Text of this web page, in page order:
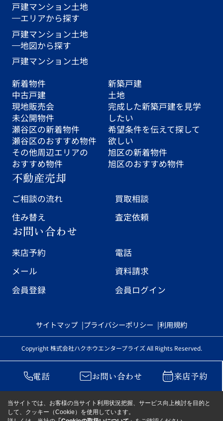
戸建マンション土地
エリアから探す
戸建マンション土地
地図から探す
戸建マンション土地
新着物件
中古戸建
現地販売会
未公開物件
瀬谷区の新着物件
瀬谷区のおすすめ物件
その他周辺エリアの
おすすめ物件
新築戸建
土地
完成した新築戸建を見学
したい
希望条件を伝えて探して
欲しい
旭区の新着物件
旭区のおすすめ物件
不動産売却
ご相談の流れ
買取相談
住み替え
査定依頼
お問い合わせ
来店予約
電話
メール
資料請求
会員登録
会員ログイン
サイトマップ プライバシーポリシー 利用規約
Copyright 株式会社ハクホウエンタープライズ All Rights Reserved.
電話 お問い合わせ 来店予約
当サイトでは、お客様の当サイト利用状況把握、サービス向上検討を目的と
して、クッキー（Cookie）を使用しています。